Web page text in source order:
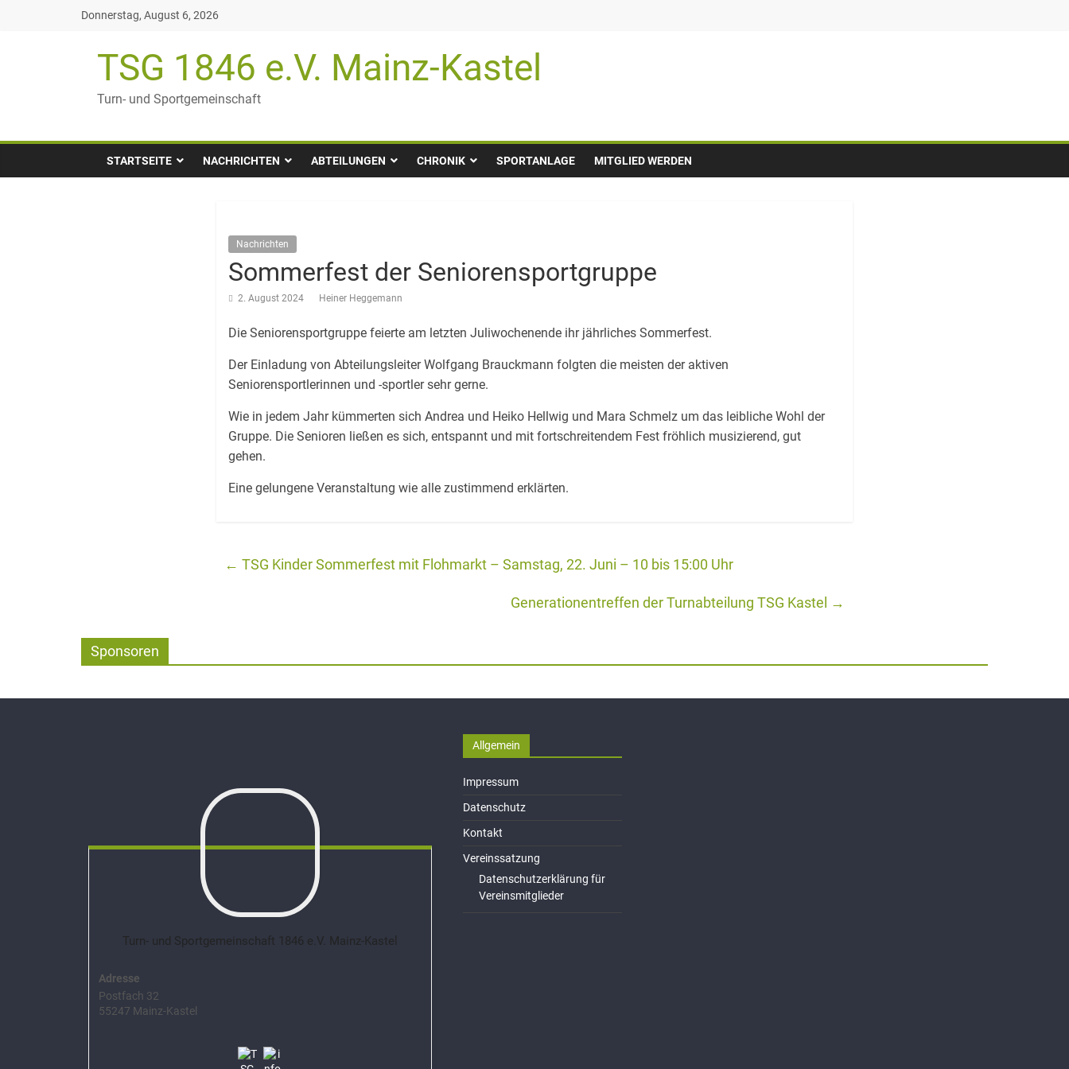
Donnerstag, August 6, 2026
TSG 1846 e.V. Mainz-Kastel
Turn- und Sportgemeinschaft
STARTSEITE NACHRICHTEN ABTEILUNGEN CHRONIK SPORTANLAGE MITGLIED WERDEN
Nachrichten
Sommerfest der Seniorensportgruppe
2. August 2024 Heiner Heggemann
Die Seniorensportgruppe feierte am letzten Juliwochenende ihr jährliches Sommerfest.
Der Einladung von Abteilungsleiter Wolfgang Brauckmann folgten die meisten der aktiven
Seniorensportlerinnen und -sportler sehr gerne.
Wie in jedem Jahr kümmerten sich Andrea und Heiko Hellwig und Mara Schmelz um das leibliche Wohl der
Gruppe. Die Senioren ließen es sich, entspannt und mit fortschreitendem Fest fröhlich musizierend, gut
gehen.
Eine gelungene Veranstaltung wie alle zustimmend erklärten.
← TSG Kinder Sommerfest mit Flohmarkt – Samstag, 22. Juni – 10 bis 15:00 Uhr
Generationentreffen der Turnabteilung TSG Kastel →
Sponsoren
Turn- und Sportgemeinschaft 1846 e.V. Mainz-Kastel
Adresse
Postfach 32
55247 Mainz-Kastel
Allgemein
Impressum
Datenschutz
Kontakt
Vereinssatzung
Datenschutzerklärung für
Vereinsmitglieder